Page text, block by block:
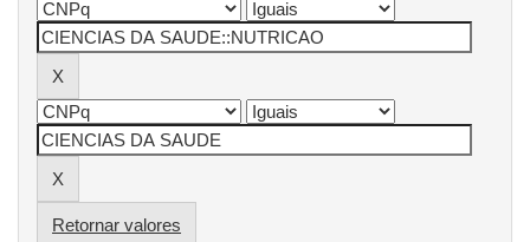
Retornar valores